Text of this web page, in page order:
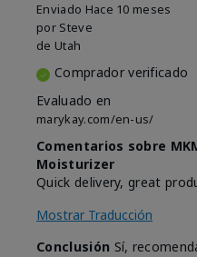
Enviado Hace 10 meses
por Steve
de Utah
Comprador verificado
Evaluado en
marykay.com/en-us/
Comentarios sobre
Moisturizer
Quick delivery, great
Mostrar Traducción
Conclusión Sí,